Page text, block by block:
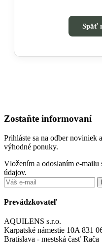
Späť
Zostaňte informovaní
Prihláste sa na odber noviniek
výhodné ponuky.
Vložením a odoslaním e-mailu
údajov.
Prevádzkovateľ
AQUILENS s.r.o.
Karpatské námestie 10A 831
Bratislava - mestská časť Rača